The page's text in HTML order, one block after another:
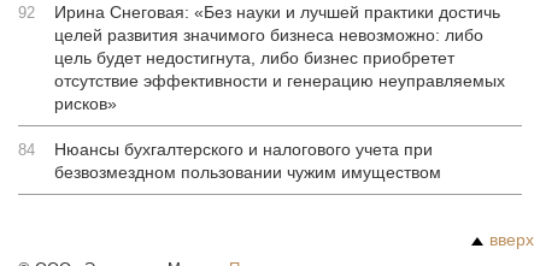
92
Ирина Снеговая: «Без науки и лучшей практики достичь
целей развития значимого бизнеса невозможно: либо
цель будет недостигнута, либо бизнес приобретет
отсутствие эффективности и генерацию неуправляемых
рисков»
84
Нюансы бухгалтерского и налогового учета при
безвозмездном пользовании чужим имуществом
вверх